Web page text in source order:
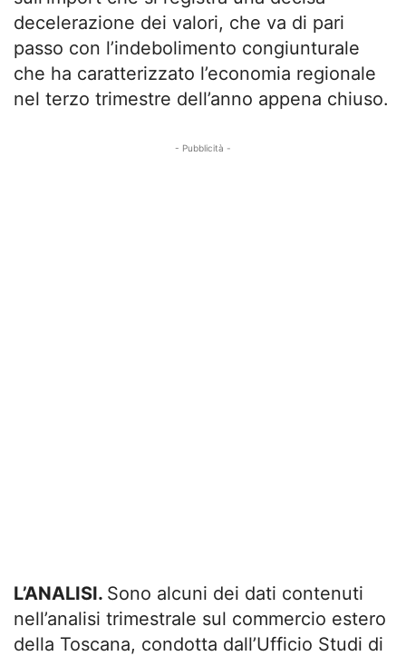
decelerazione dei valori, che va di pari
passo con l’indebolimento congiunturale
che ha caratterizzato l’economia regionale
nel terzo trimestre dell’anno appena chiuso.
- Pubblicità -
L’ANALISI. Sono alcuni dei dati contenuti
nell’analisi trimestrale sul commercio estero
della Toscana, condotta dall’Ufficio Studi di